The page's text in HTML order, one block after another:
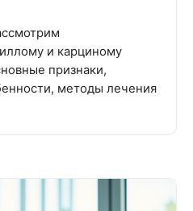
и карциному
признаки,
методы лечения